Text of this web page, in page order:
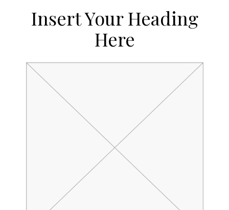
Insert Your Heading
Here